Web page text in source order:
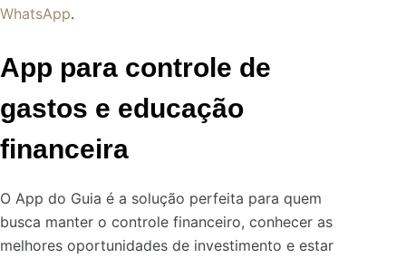
WhatsApp.
App para controle de
gastos e educação
financeira
O App do Guia é a solução perfeita para quem
busca manter o controle financeiro, conhecer as
melhores oportunidades de investimento e estar